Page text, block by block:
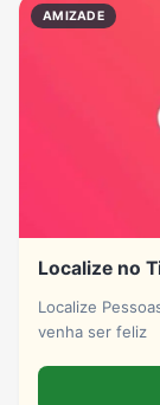
AMIZADE
Localize no
Localize
venha ser feliz